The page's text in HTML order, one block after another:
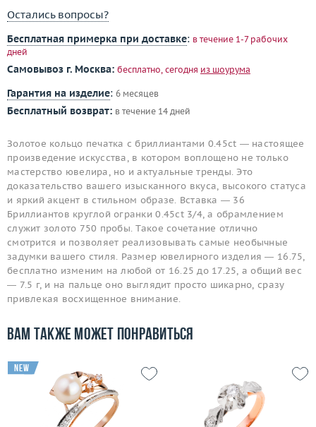
Остались вопросы?
Бесплатная примерка при доставке: в течение 1-7 рабочих
дней
Самовывоз г. Москва: бесплатно, сегодня из шоурума
Гарантия на изделие: 6 месяцев
Бесплатный возврат: в течение 14 дней
Золотое кольцо печатка с бриллиантами 0.45ct — настоящее
произведение искусства, в котором воплощено не только
мастерство ювелира, но и актуальные тренды. Это
доказательство вашего изысканного вкуса, высокого статуса
и яркий акцент в стильном образе. Вставка — 36
Бриллиантов круглой огранки 0.45ct 3/4, а обрамлением
служит золото 750 пробы. Такое сочетание отлично
смотрится и позволяет реализовывать самые необычные
задумки вашего стиля. Размер ювелирного изделия — 16.75,
бесплатно изменим на любой от 16.25 до 17.25, а общий вес
— 7.5 г, и на пальце оно выглядит просто шикарно, сразу
привлекая восхищенное внимание.
Вам также может понравиться
new